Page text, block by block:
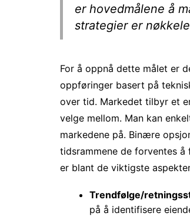
er hovedmålene å
strategier er
For å oppnå dette målet er
oppføringer basert på
over tid. Markedet tilbyr et
velge mellom. Man kan
markedene på. Binære
tidsrammene de forventes
er blant de viktigste
Trendfølge/
på å identifisere